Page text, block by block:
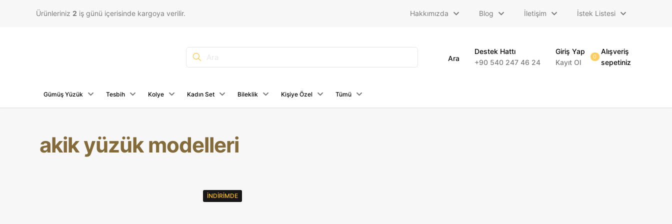
Ürünleriniz 2 iş günü içerisinde kargoya verilir. Hakkımızda Blog İletişim İstek Listesi
Ara
Destek Hattı
+90 540 247 46 24
Giriş Yap
Kayıt Ol
0
Alışveriş
sepetiniz
Gümüş Yüzük Tesbih Kolye Kadın Set Bileklik Kişiye Özel Tümü
akik yüzük modelleri
İNDIRIMDE